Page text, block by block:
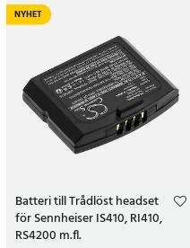
NYHET
Batteri till Trådlöst headset
för Sennheiser IS410, RI410,
RS4200 m.fl.